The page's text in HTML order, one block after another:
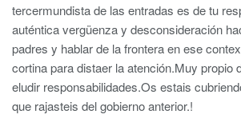
tercermundista de las entradas es de tu
auténtica vergüenza y desconsideración
padres y hablar de la frontera en ese
cortina para distaer la atención.Muy propio
eludir responsabilidades.Os estais
que rajasteis del gobierno anterior.!